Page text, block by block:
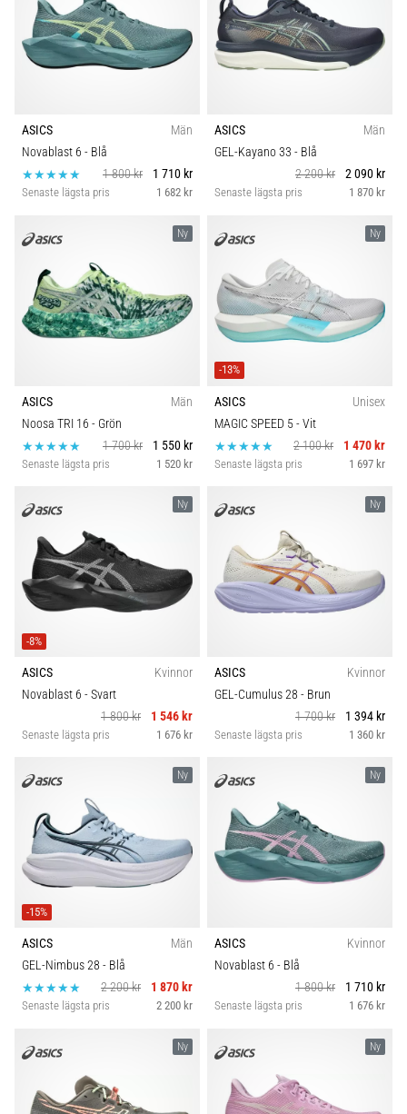
ASICS
Män
Novablast 6 - Blå
1 800 kr
1 710 kr
Senaste lägsta pris 1 682 kr
ASICS
Män
GEL-Kayano 33 - Blå
2 200 kr
2 090 kr
Senaste lägsta pris 1 870 kr
Ny
ASICS
Män
Noosa TRI 16 - Grön
1 700 kr
1 550 kr
Senaste lägsta pris 1 520 kr
Ny
-13%
ASICS
Unisex
MAGIC SPEED 5- Vit
2 100 kr
1 470 kr
Senaste lägsta pris 1 697 kr
Ny
-8%
ASICS
Kvinnor
Novablast 6 - Svart
1 800 kr
1 546 kr
Senaste lägsta pris 1 676 kr
Ny
ASICS
Kvinnor
GEL-Cumulus 28 - Brun
1 700 kr
1 394 kr
Senaste lägsta pris 1 360 kr
Ny
-15%
ASICS
Män
GEL-Nimbus 28 - Blå
2 200 kr
1 870 kr
Senaste lägsta pris 2 200 kr
Ny
ASICS
Kvinnor
Novablast 6 - Blå
1 800 kr
1 710 kr
Senaste lägsta pris 1 676 kr
Ny Ny